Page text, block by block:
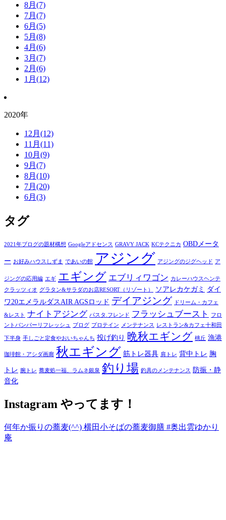
8月(7)
7月(7)
6月(5)
5月(8)
4月(6)
3月(7)
2月(6)
1月(12)
2020年
12月(12)
11月(11)
10月(9)
9月(7)
8月(10)
7月(20)
6月(3)
タグ
2021年ブログの題材構想 Googleアドセンス GRAVY JACK KCテクニカ OBDメータ
ー お好みハウスしずま であいの館 アジング アジングのジグヘッド ア
ジングの応用編 エギ エギング エブリィワゴン カレーハウスヘンテ
クラッツィオ グラタン&サラダのお店RESORT（リゾート） ソアレカケガミ
ダイ
ワ20エメラルダスAIR AGSロッド デイアジング ドリーム・カフェ
&レスト ナイトアジング パスタ.フレンド フラッシュブースト
フロ
ントバンパーリフレッシュ
ブログ プロテイン メンテナンス レストラン&カフェ十和田
下半身 手しごと定食やおいちゃんち 投げ釣り 晩秋エギング 桃丘 漁港
珈琲館・アシダ画廊 秋エギング 筋トレ器具 肩トレ 背中トレ 胸
トレ 腕トレ 蕎麦処一福、ラムネ銀泉 釣り場 釣具のメンテナンス
防振・静
音化
Instagram やってます！
何年か振りの蕎麦(^^) 横田小そばの蕎麦御膳 #奥出雲ゆかり
庵